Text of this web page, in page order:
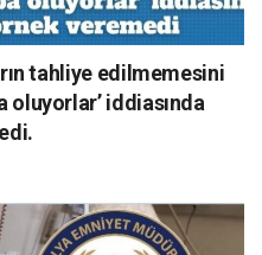
tahliye edilmemesini
oluyorlar’ iddiasında